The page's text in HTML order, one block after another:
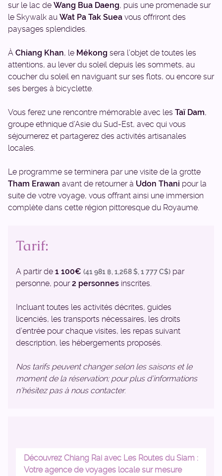
sur le lac de Wang Bua Daeng, puis une promenade sur
le Skywalk au Wat Pa Tak Suea vous offriront des
paysages splendides.
À Chiang Khan, le Mékong sera l’objet de toutes les
attentions, au lever du soleil depuis les sommets, au
coucher du soleil en naviguant sur ses flots, ou encore sur
ses berges à bicyclette.
Vous ferez une rencontre mémorable avec les Taï Dam,
groupe ethnique d’Asie du Sud-Est, avec qui vous
séjournerez et partagerez des activités artisanales
locales.
Le programme se terminera par une visite de la grotte
Tham Erawan avant de retourner à Udon Thani pour la
suite de votre voyage, vous offrant ainsi une immersion
complète dans cette région pittoresque du Royaume.
Tarif:
A partir de 1 100€ (41 981 ฿, 1,268 $, 1 777 C$) par
personne, pour2 personnes inscrites.
Incluant toutes les activités décrites, guides
licenciés, les transports nécessaires, les droits
d’entrée pour chaque visites, les repas suivant
description, les hébergements proposés.
Nos tarifs peuvent changer selon les saisons et le
moment de la réservation; pour plus d’informations
n’hésitez pas à nous contacter.
Découvrez Chiang Rai avec Les Routes du Siam :
Votre agence de voyages locale sur mesure